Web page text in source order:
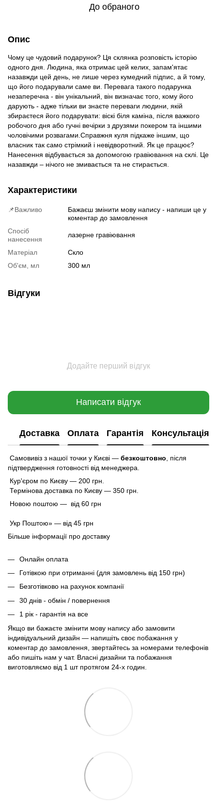
До обраного
Опис
Чому це чудовий подарунок? Ця склянка розповість історію
одного дня. Людина, яка отримає цей келих, запам'ятає
назавжди цей день, не лише через кумедний підпис, а й тому,
що його подарували саме ви. Перевага такого подарунка
незаперечна - він унікальний, він визначає того, кому його
дарують - адже тільки ви знаєте переваги людини, якій
збираєтеся його подарувати: віскі біля каміна, після важкого
робочого дня або гучні вечірки з друзями покером та іншими
чоловічими розвагами.Справжня куля підкаже іншим, що
власник так само стрімкий і невідворотний. Як це працює?
Нанесення відбувається за допомогою гравіювання на склі. Це
назавжди – нічого не змивається та не стирається.
Характеристики
📌Важливо
Бажаєш змінити мову напису - напиши це у
коментар до замовлення
Спосіб
нанесення
лазерне гравіювання
Матеріал
Скло
Об'єм, мл
300 мл
Відгуки
Додайте перший відгук
Написати відгук
Доставка Оплата Гарантія Консультація
Самовивіз з нашої точки у Києві — безкоштовно
після
підтвердження готовності від менеджера.
Кур'єром по Києву — 200 грн.
Термінова доставка по Києву — 350 грн.
Новою поштою — від 60 грн
Укр Поштою» — від 45 грн
Більше інформації про доставку
Онлайн оплата
Готівкою при отриманні (для замовлень від 150 грн)
Безготівково на рахунок компанії
30 днів - обмін / повернення
1 рік - гарантія на все
Якщо ви бажаєте змінити мову напису або замовити
індивідуальний дизайн — напишіть своє побажання у
коментар до замовлення, звертайтесь за номерами телефонів
або пишіть нам у чат. Власні дизайни та побажання
виготовляємо від 1 шт протягом 24-х годин.